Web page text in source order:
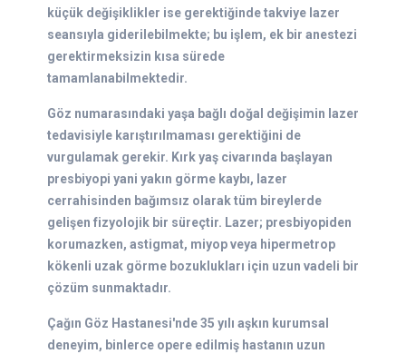
küçük değişiklikler ise gerektiğinde takviye lazer
seansıyla giderilebilmekte; bu işlem, ek bir anestezi
gerektirmeksizin kısa sürede
tamamlanabilmektedir.
Göz numarasındaki yaşa bağlı doğal değişimin lazer
tedavisiyle karıştırılmaması gerektiğini de
vurgulamak gerekir. Kırk yaş civarında başlayan
presbiyopi yani yakın görme kaybı, lazer
cerrahisinden bağımsız olarak tüm bireylerde
gelişen fizyolojik bir süreçtir. Lazer; presbiyopiden
korumazken, astigmat, miyop veya hipermetrop
kökenli uzak görme bozuklukları için uzun vadeli bir
çözüm sunmaktadır.
Çağın Göz Hastanesi'nde 35 yılı aşkın kurumsal
deneyim, binlerce opere edilmiş hastanın uzun